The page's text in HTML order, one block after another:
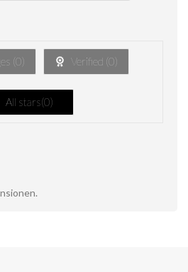
(0) Verified (0)
All stars(0)